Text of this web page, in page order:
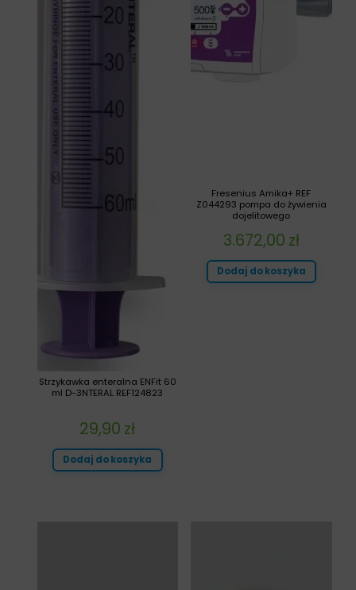
Fresenius Amika+ REF
Z044293 pompa do żywienia
dojelitowego
3.672,00 zł
Dodaj do koszyka
Strzykawka enteralna ENFit 60
ml D-3NTERAL REF124823
29,90 zł
Dodaj do koszyka